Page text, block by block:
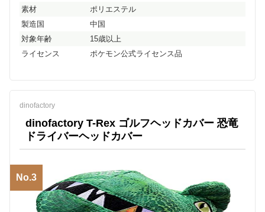
素材
ポリエステル
製造国
中国
対象年齢
15歳以上
ライセンス
ポケモン公式ライセンス品
dinofactory
dinofactory T-Rex ゴルフヘッドカバー 恐竜
ドライバーヘッドカバー
No.3